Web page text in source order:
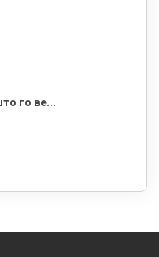
го ве...